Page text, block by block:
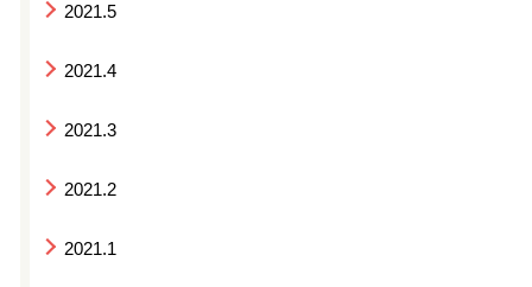
2021.5
2021.4
2021.3
2021.2
2021.1